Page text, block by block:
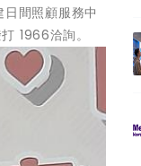
間照顧服務中
1966洽詢。